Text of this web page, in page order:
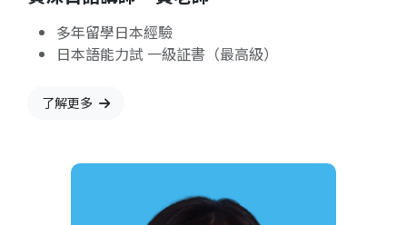
多年留學日本經驗
日本語能力試 一級証書（最高級）
了解更多